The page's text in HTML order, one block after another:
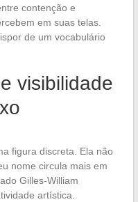
contenção e
em suas telas.
de um vocabulário
visibilidade
figura discreta. Ela não
nome circula mais em
Gilles-William
artística.